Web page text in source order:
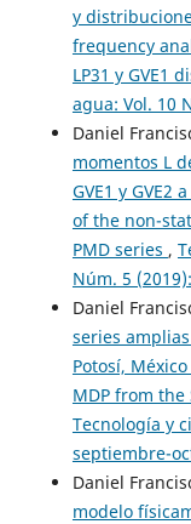
y
frequency
LP31 y GVE1
agua: Vol. 10
Daniel
momentos L
GVE1 y
of the non-
PMD series ,
Núm. 5
Daniel
series
Potosí,
MDP from the
Tecnología y
septiembre-
Daniel
modelo